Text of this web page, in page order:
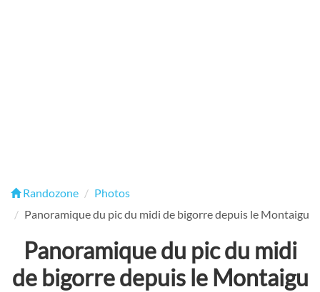
Randozone
Photos
Panoramique du pic du midi de bigorre depuis le Montaigu
Panoramique du pic du midi
de bigorre depuis le Montaigu